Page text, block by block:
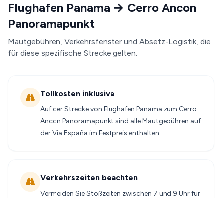
Flughafen Panama → Cerro Ancon
Panoramapunkt
Mautgebühren, Verkehrsfenster und Absetz-Logistik, die
für diese spezifische Strecke gelten.
Tollkosten inklusive
Auf der Strecke von Flughafen Panama zum Cerro
Ancon Panoramapunkt sind alle Mautgebühren auf
der Via España im Festpreis enthalten.
Verkehrszeiten beachten
Vermeiden Sie Stoßzeiten zwischen 7 und 9 Uhr für